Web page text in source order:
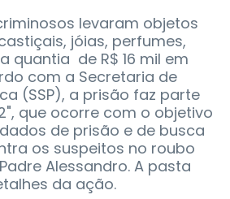
levaram objetos
jóias, perfumes,
quantia de R$ 16 mil em
com a Secretaria de
(SSP), a prisão faz parte
que ocorre com o objetivo
de prisão e de busca
os suspeitos no roubo
Alessandro. A pasta
da ação.